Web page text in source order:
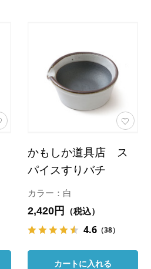
かもしか道具店 ス
パイスすりバチ
カラー：白
2,420円 （税込）
4.6 （38）
カートに入れる